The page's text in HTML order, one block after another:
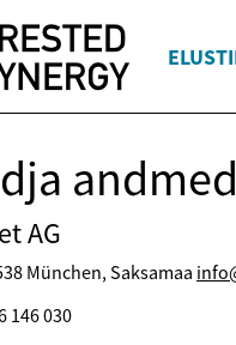
andmed
AG
München, Saksamaa
146 030